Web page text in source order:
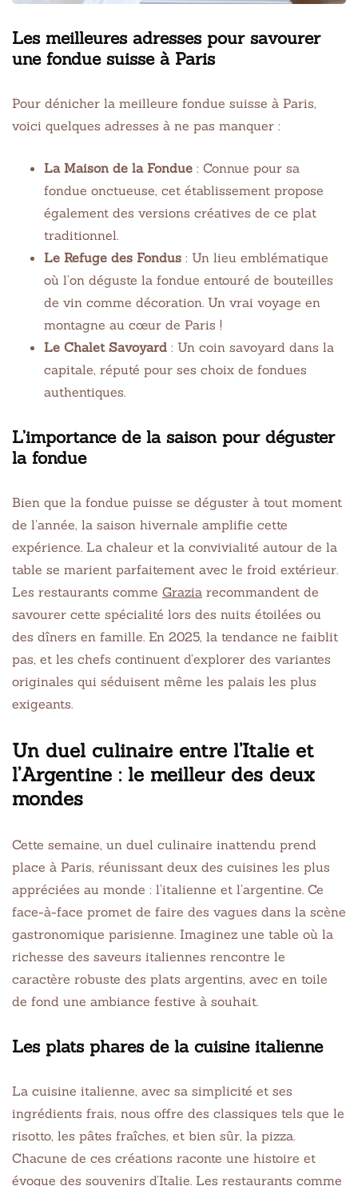
Les meilleures adresses pour savourer
une fondue suisse à Paris
Pour dénicher la meilleure fondue suisse à Paris,
voici quelques adresses à ne pas manquer :
La Maison de la Fondue : Connue pour sa
fondue onctueuse, cet établissement propose
également des versions créatives de ce plat
traditionnel.
Le Refuge des Fondus : Un lieu emblématique
où l’on déguste la fondue entouré de bouteilles
de vin comme décoration. Un vrai voyage en
montagne au cœur de Paris !
Le Chalet Savoyard : Un coin savoyard dans la
capitale, réputé pour ses choix de fondues
authentiques.
L’importance de la saison pour déguster
la fondue
Bien que la fondue puisse se déguster à tout moment
de l’année, la saison hivernale amplifie cette
expérience. La chaleur et la convivialité autour de la
table se marient parfaitement avec le froid extérieur.
Les restaurants comme Grazia recommandent de
savourer cette spécialité lors des nuits étoilées ou
des dîners en famille. En 2025, la tendance ne faiblit
pas, et les chefs continuent d’explorer des variantes
originales qui séduisent même les palais les plus
exigeants.
Un duel culinaire entre l’Italie et
l’Argentine : le meilleur des deux
mondes
Cette semaine, un duel culinaire inattendu prend
place à Paris, réunissant deux des cuisines les plus
appréciées au monde : l’italienne et l’argentine. Ce
face-à-face promet de faire des vagues dans la scène
gastronomique parisienne. Imaginez une table où la
richesse des saveurs italiennes rencontre le
caractère robuste des plats argentins, avec en toile
de fond une ambiance festive à souhait.
Les plats phares de la cuisine italienne
La cuisine italienne, avec sa simplicité et ses
ingrédients frais, nous offre des classiques tels que le
risotto, les pâtes fraîches, et bien sûr, la pizza.
Chacune de ces créations raconte une histoire et
évoque des souvenirs d’Italie. Les restaurants comme